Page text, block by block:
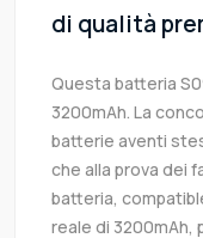
di qualità
Questa batteria
3200mAh. La
batterie aventi
che alla prova dei
batteria,
reale di 3200mAh,